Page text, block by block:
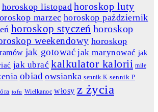
horoskop listopad horoskop luty
marzec horoskop październik
horoskop styczeń horoskop
weekendowy horoskop
jak gotować jak marynować jak
jak ubrać kalkulator kalorii miłe
obiad owsianka sennik K sennik P
tofu Wielkanoc włosy z życia